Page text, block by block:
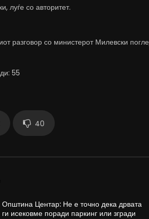
луѓе со авторитет.
разговор со министерот Милевски
55
40
Општина Центар: Не е точно дека дрвата
ги исековме поради паркинг или згради